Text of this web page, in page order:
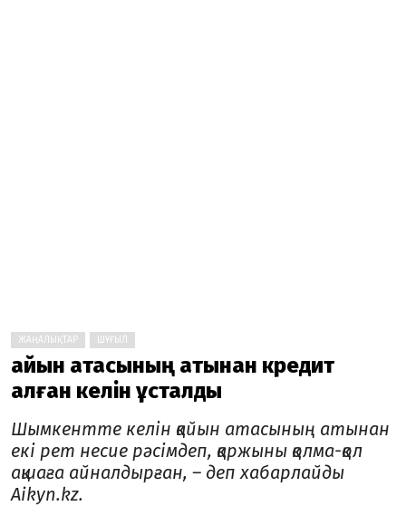
ЖАҢАЛЫҚТАР ШҰҒЫЛ
Қайын атасының атынан кредит
алған келін ұсталды
Шымкентте келін қайын атасының атынан
екі рет несие рәсімдеп, қаржыны қолма-қол
ақшаға айналдырған, – деп хабарлайды
Aikyn.kz.